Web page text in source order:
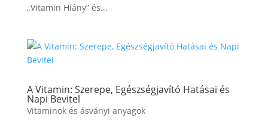
„Vitamin Hiány” és...
A Vitamin: Szerepe, Egészségjavító Hatásai és
Napi Bevitel
Vitaminok és ásványi anyagok